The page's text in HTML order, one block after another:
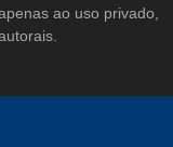
ao uso privado,